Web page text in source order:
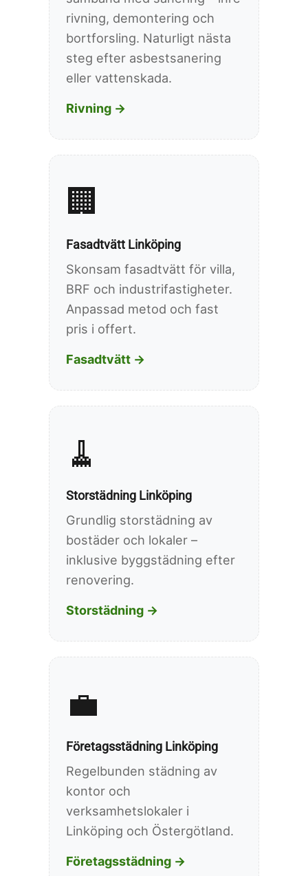
rivning, demontering och
bortforsling. Naturligt nästa
steg efter asbestsanering
eller vattenskada.
Rivning →
🏢
Fasadtvätt Linköping
Skonsam fasadtvätt för villa,
BRF och industrifastigheter.
Anpassad metod och fast
pris i offert.
Fasadtvätt →
🧹
Storstädning Linköping
Grundlig storstädning av
bostäder och lokaler –
inklusive byggstädning efter
renovering.
Storstädning →
💼
Företagsstädning Linköping
Regelbunden städning av
kontor och
verksamhetslokaler i
Linköping och Östergötland.
Företagsstädning →